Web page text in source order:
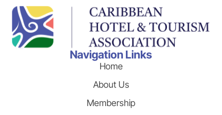
Navigation Links
Home
About Us
Membership